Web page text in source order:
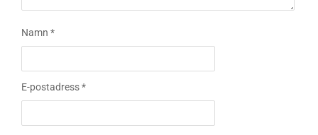
Namn *
E-postadress*